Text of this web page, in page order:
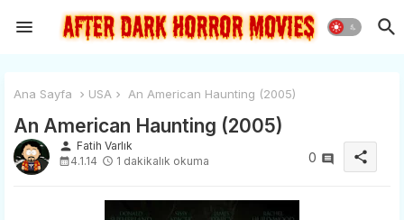
Ana Sayfa USA An American Haunting (2005)
An American Haunting (2005)
person Fatih Varlık
4.1.14
1 dakikalık okuma 0 share